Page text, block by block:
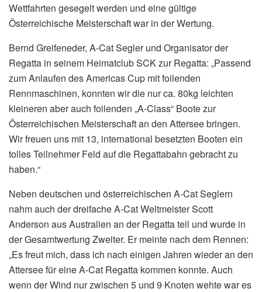
Wettfahrten gesegelt werden und eine gültige
Österreichische Meisterschaft war in der Wertung.
Bernd Greifeneder, A-Cat Segler und Organisator der
Regatta in seinem Heimatclub SCK zur Regatta: „Passend
zum Anlaufen des Americas Cup mit foilenden
Rennmaschinen, konnten wir die nur ca. 80kg leichten
kleineren aber auch foilenden „A-Class“ Boote zur
Österreichischen Meisterschaft an den Attersee bringen.
Wir freuen uns mit 13, international besetzten Booten ein
tolles Teilnehmer Feld auf die Regattabahn gebracht zu
haben.“
Neben deutschen und österreichischen A-Cat Seglern
nahm auch der dreifache A-Cat Weltmeister Scott
Anderson aus Australien an der Regatta teil und wurde in
der Gesamtwertung Zweiter. Er meinte nach dem Rennen:
„Es freut mich, dass ich nach einigen Jahren wieder an den
Attersee für eine A-Cat Regatta kommen konnte. Auch
wenn der Wind nur zwischen 5 und 9 Knoten wehte war es